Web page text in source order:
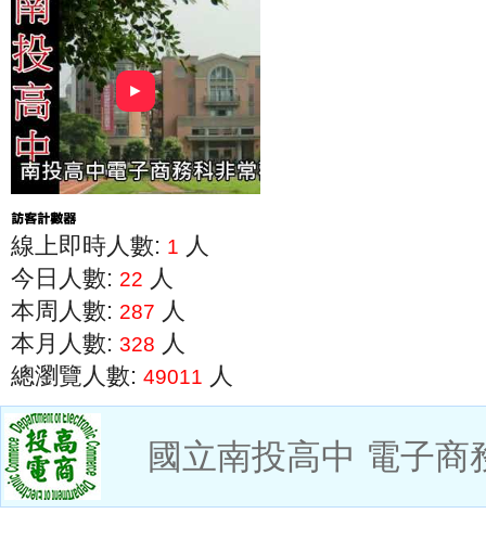
►
線上即時人數: 1 人
今日人數: 22 人
本周人數: 287 人
本月人數: 328 人
總瀏覽人數: 49011 人
國立南投高中 電子